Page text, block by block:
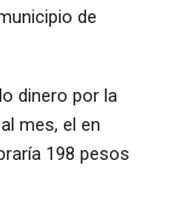
de
dinero por la
mes, el en
198 pesos